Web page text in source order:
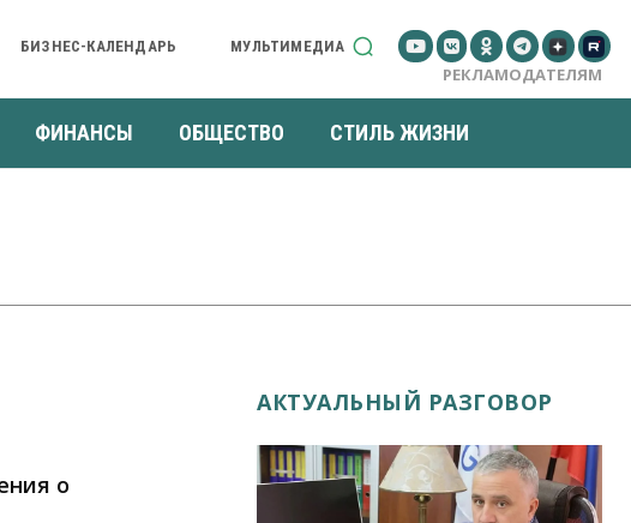
БИЗНЕС-КАЛЕНДАРЬ МУЛЬТИМЕДИА
РЕКЛАМОДАТЕЛЯМ
ФИНАНСЫ ОБЩЕСТВО СТИЛЬ ЖИЗНИ
о
АКТУАЛЬНЫЙ РАЗГОВОР